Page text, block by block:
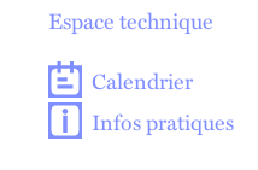
Espace technique
Calendrier
Infos pratiques